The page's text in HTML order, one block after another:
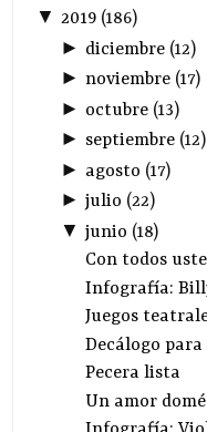
▼2019 (186)
► diciembre(12)
► noviembre(17)
► octubre(13)
► septiembre(12)
► agosto (17)
► julio (22)
▼ junio (18)
Con todos
Infografía:
Juegos
Decálogo
Pecera lista
Un amor